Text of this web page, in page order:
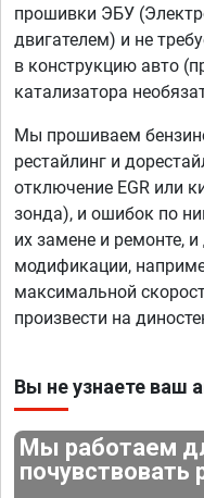
прошивки ЭБУ
двигателем) и не
в конструкцию авто
катализатора
Мы прошиваем
рестайлинг и
отключение EGR или
зонда), и ошибок по
их замене и ремонте,
модификации,
максимальной
произвести на
Вы не узнаете ваш
Мы работаем
почувствовать